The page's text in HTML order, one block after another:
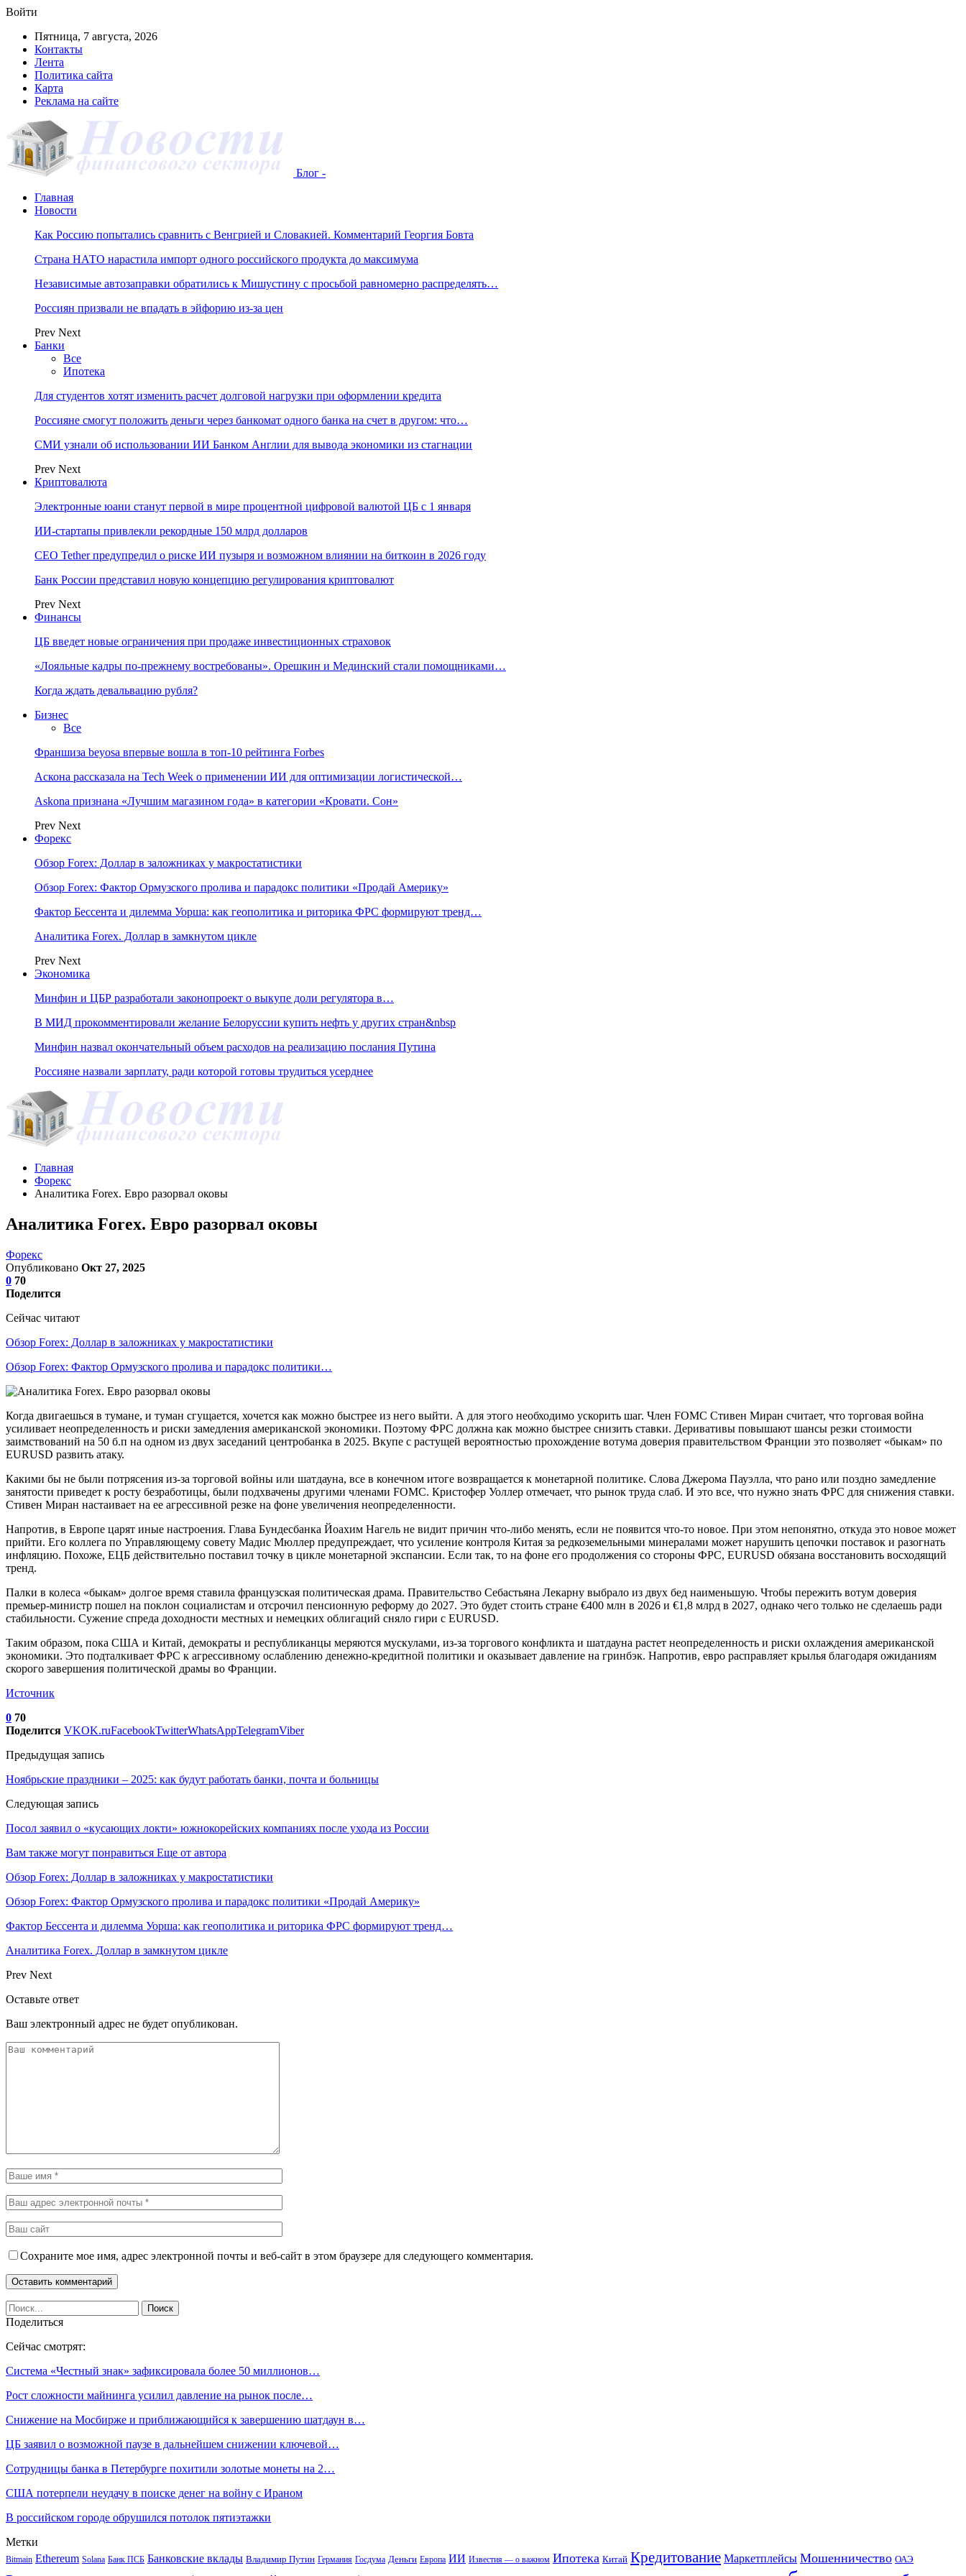
Войти
Пятница, 7 августа, 2026
Контакты
Лента
Политика сайта
Карта
Реклама на сайте
Блог -
Главная
Новости
Как Россию попытались сравнить с Венгрией и Словакией. Комментарий Георгия Бовта
Страна НАТО нарастила импорт одного российского продукта до максимума
Независимые автозаправки обратились к Мишустину с просьбой равномерно распределять…
Россиян призвали не впадать в эйфорию из-за цен
Prev Next
Банки
Все
Ипотека
Для студентов хотят изменить расчет долговой нагрузки при оформлении кредита
Россияне смогут положить деньги через банкомат одного банка на счет в другом: что…
СМИ узнали об использовании ИИ Банком Англии для вывода экономики из стагнации
Prev Next
Криптовалюта
Электронные юани станут первой в мире процентной цифровой валютой ЦБ с 1 января
ИИ-стартапы привлекли рекордные 150 млрд долларов
CEO Tether предупредил о риске ИИ пузыря и возможном влиянии на биткоин в 2026 году
Банк России представил новую концепцию регулирования криптовалют
Prev Next
Финансы
ЦБ введет новые ограничения при продаже инвестиционных страховок
«Лояльные кадры по-прежнему востребованы». Орешкин и Мединский стали помощниками…
Когда ждать девальвацию рубля?
Бизнес
Все
Франшиза beyosa впервые вошла в топ-10 рейтинга Forbes
Аскона рассказала на Tech Week о применении ИИ для оптимизации логистической…
Askona признана «Лучшим магазином года» в категории «Кровати. Сон»
Prev Next
Форекс
Обзор Forex: Доллар в заложниках у макростатистики
Обзор Forex: Фактор Ормузского пролива и парадокс политики «Продай Америку»
Фактор Бессента и дилемма Уорша: как геополитика и риторика ФРС формируют тренд…
Аналитика Forex. Доллар в замкнутом цикле
Prev Next
Экономика
Минфин и ЦБР разработали законопроект о выкупе доли регулятора в…
В МИД прокомментировали желание Белоруссии купить нефть у других стран&nbsp
Минфин назвал окончательный объем расходов на реализацию послания Путина
Россияне назвали зарплату, ради которой готовы трудиться усерднее
Главная
Форекс
Аналитика Forex. Евро разорвал оковы
Аналитика Forex. Евро разорвал оковы
Форекс
Опубликовано Окт 27, 2025
0 70
Поделится
Сейчас читают
Обзор Forex: Доллар в заложниках у макростатистики
Обзор Forex: Фактор Ормузского пролива и парадокс политики…
Когда двигаешься в тумане, и туман сгущается, хочется как можно быстрее из него выйти. А для этого необходимо ускорить шаг. Член FOMC Стивен Миран считает, что торговая война
усиливает неопределенность и риски замедления американской экономики. Поэтому ФРС должна как можно быстрее снизить ставки. Деривативы повышают шансы резки стоимости
заимствований на 50 б.п на одном из двух заседаний центробанка в 2025. Вкупе с растущей вероятностью прохождение вотума доверия правительством Франции это позволяет «быкам» по
EURUSD развить атаку.
Какими бы не были потрясения из-за торговой войны или шатдауна, все в конечном итоге возвращается к монетарной политике. Слова Джерома Пауэлла, что рано или поздно замедление
занятости приведет к росту безработицы, были подхвачены другими членами FOMC. Кристофер Уоллер отмечает, что рынок труда слаб. И это все, что нужно знать ФРС для снижения ставки.
Стивен Миран настаивает на ее агрессивной резке на фоне увеличения неопределенности.
Напротив, в Европе царят иные настроения. Глава Бундесбанка Йоахим Нагель не видит причин что-либо менять, если не появится что-то новое. При этом непонятно, откуда это новое может
прийти. Его коллега по Управляющему совету Мадис Мюллер предупреждает, что усиление контроля Китая за редкоземельными минералами может нарушить цепочки поставок и разогнать
инфляцию. Похоже, ЕЦБ действительно поставил точку в цикле монетарной экспансии. Если так, то на фоне его продолжения со стороны ФРС, EURUSD обязана восстановить восходящий
тренд.
Палки в колеса «быкам» долгое время ставила французская политическая драма. Правительство Себастьяна Лекарну выбрало из двух бед наименьшую. Чтобы пережить вотум доверия
премьер-министр пошел на поклон социалистам и отсрочил пенсионную реформу до 2027. Это будет стоить стране €400 млн в 2026 и €1,8 млрд в 2027, однако чего только не сделаешь ради
стабильности. Сужение спреда доходности местных и немецких облигаций сняло гири с EURUSD.
Таким образом, пока США и Китай, демократы и республиканцы меряются мускулами, из-за торгового конфликта и шатдауна растет неопределенность и риски охлаждения американской
экономики. Это подталкивает ФРС к агрессивному ослаблению денежно-кредитной политики и оказывает давление на гринбэк. Напротив, евро расправляет крылья благодаря ожиданиям
скорого завершения политической драмы во Франции.
Источник
0 70
Поделится VKOK.ruFacebookTwitterWhatsAppTelegramViber
Предыдущая запись
Ноябрьские праздники – 2025: как будут работать банки, почта и больницы
Следующая запись
Посол заявил о «кусающих локти» южнокорейских компаниях после ухода из России
Вам также могут понравиться Еще от автора
Обзор Forex: Доллар в заложниках у макростатистики
Обзор Forex: Фактор Ормузского пролива и парадокс политики «Продай Америку»
Фактор Бессента и дилемма Уорша: как геополитика и риторика ФРС формируют тренд…
Аналитика Forex. Доллар в замкнутом цикле
Prev Next
Оставьте ответ
Ваш электронный адрес не будет опубликован.
Сохраните мое имя, адрес электронной почты и веб-сайт в этом браузере для следующего комментария.
Поделиться
Сейчас смотрят:
Система «Честный знак» зафиксировала более 50 миллионов…
Рост сложности майнинга усилил давление на рынок после…
Снижение на Мосбирже и приближающийся к завершению шатдаун в…
ЦБ заявил о возможной паузе в дальнейшем снижении ключевой…
Сотрудницы банка в Петербурге похитили золотые монеты на 2…
США потерпели неудачу в поиске денег на войну с Ираном
В российском городе обрушился потолок пятиэтажки
Метки
Bitmain Ethereum Solana Банк ПСБ Банковские вклады Владимир Путин Германия Госдума Деньги Европа ИИ Известия — о важном Ипотека Китай Кредитование Маркетплейсы Мошенничество ОАЭ